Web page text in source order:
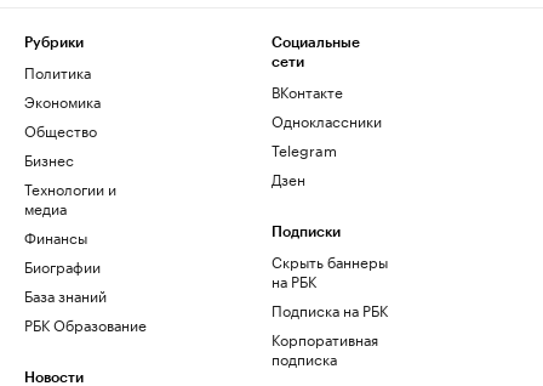
Рубрики
Политика
Экономика
Общество
Бизнес
Технологии и
медиа
Финансы
Биографии
База знаний
РБК Образование
Новости
Социальные
сети
ВКонтакте
Одноклассники
Telegram
Дзен
Подписки
Скрыть баннеры
на РБК
Подписка на РБК
Корпоративная
подписка